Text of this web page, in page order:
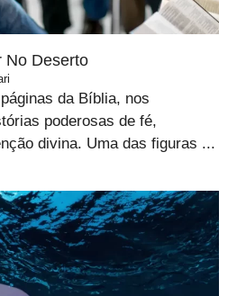
No Deserto
da Bíblia, nos
poderosas de fé,
divina. Uma das figuras ...